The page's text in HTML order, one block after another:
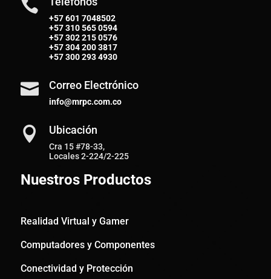

+57 601 7048502
+57310 565 0594
+57302 215 0576
+57304 200 3817
+57300 293 4930
 Correo Electrónico
info@mrpc.com.co
 Ubicación
Cra 15 #78-33,
Locales 2-224/2-225
Nuestros Productos
Realidad Virtual y Gamer
Computadores y Componentes
Conectividad y Protección